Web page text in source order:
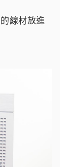
線材放進